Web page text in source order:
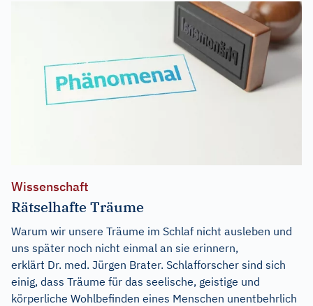
Wissenschaft
Rätselhafte Träume
Warum wir unsere Träume im Schlaf nicht ausleben und
uns später noch nicht einmal an sie erinnern,
erklärt Dr. med. Jürgen Brater. Schlafforscher sind sich
einig, dass Träume für das seelische, geistige und
körperliche Wohlbefinden eines Menschen unentbehrlich